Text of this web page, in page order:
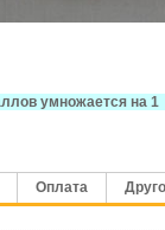
умножается на 1
Оплата